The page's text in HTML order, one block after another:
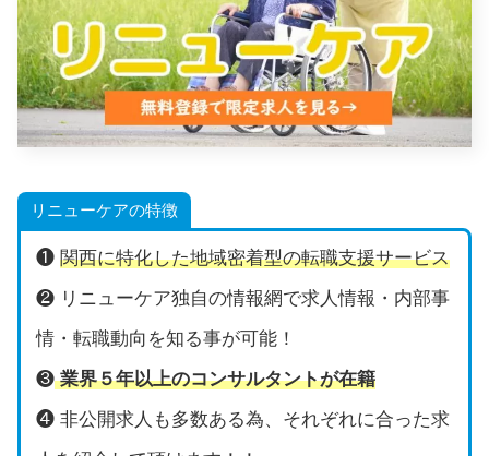
リニューケアの特徴
❶ 関西に特化した地域密着型の転職支援サービス
❷ リニューケア独自の情報網で求人情報・内部事
情・転職動向を知る事が可能！
❸ 業界５年以上のコンサルタントが在籍
❹ 非公開求人も多数ある為、それぞれに合った求